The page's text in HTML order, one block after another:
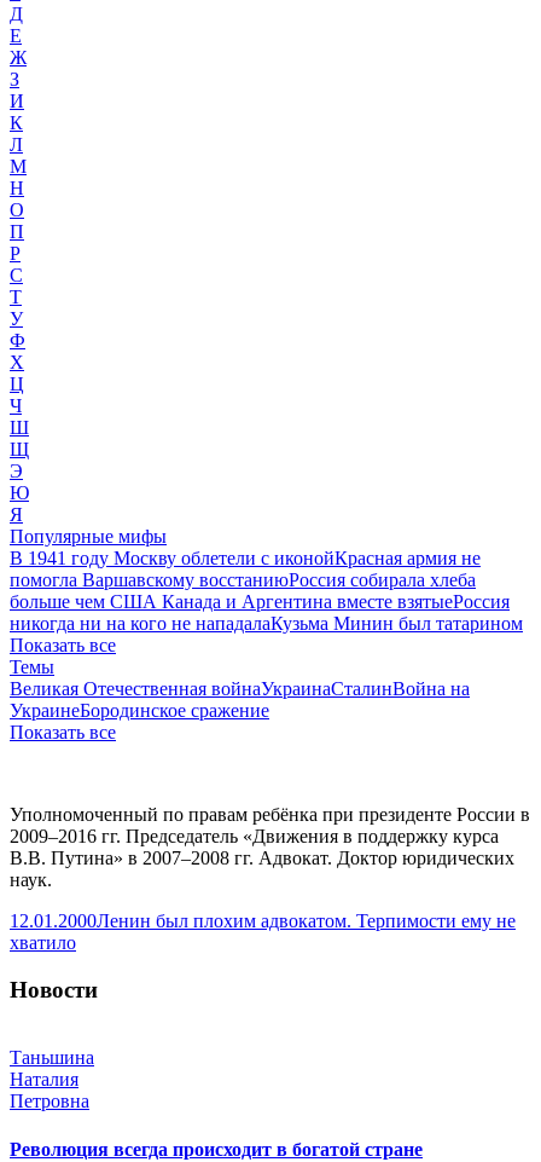
Д
Е
Ж
З
И
К
Л
М
Н
О
П
Р
С
Т
У
Ф
Х
Ц
Ч
Ш
Щ
Э
Ю
Я
Популярные мифы
В 1941 году Москву облетели с иконойКрасная армия не
помогла Варшавскому восстаниюРоссия собирала хлеба
больше чем США Канада и Аргентина вместе взятыеРоссия
никогда ни на кого не нападалаКузьма Минин был татарином
Показать все
Темы
Великая Отечественная войнаУкраинаСталинВойна на
УкраинеБородинское сражение
Показать все
Уполномоченный по правам ребёнка при президенте России в
2009–2016 гг. Председатель «Движения в поддержку курса
В.В. Путина» в 2007–2008 гг. Адвокат. Доктор юридических
наук.
12.01.2000Ленин был плохим адвокатом. Терпимости ему не
хватило
Новости
Таньшина
Наталия
Петровна
Революция всегда происходит в богатой стране